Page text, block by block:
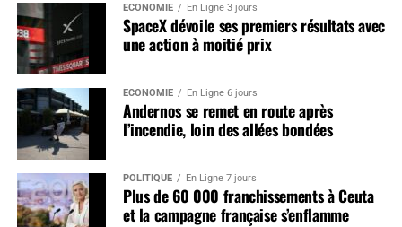
ÉCONOMIE En Ligne 3 jours
SpaceX dévoile ses premiers résultats avec
une action à moitié prix
ÉCONOMIE En Ligne 6 jours
Andernos se remet en route après
l’incendie, loin des allées bondées
POLITIQUE En Ligne 7 jours
Plus de 60 000 franchissements à Ceuta
et la campagne française s’enflamme